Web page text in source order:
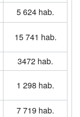
5 624 hab.
15 741 hab.
3472 hab.
1 298 hab.
7 719 hab.